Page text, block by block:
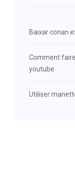
Baixar conan
Comment
youtube
Utiliser